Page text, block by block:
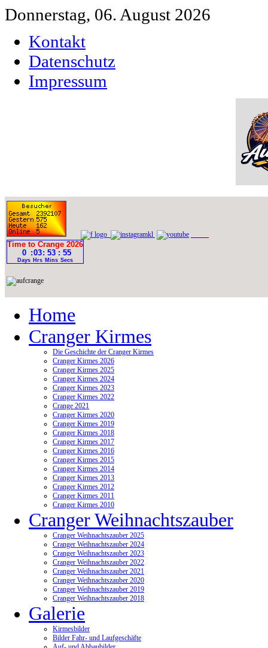
Donnerstag, 06. August 2026
Kontakt
Datenschutz
Impressum
Home
Cranger Kirmes
Die Geschichte der Cranger Kirmes
Cranger Kirmes 2026
Cranger Kirmes 2025
Cranger Kirmes 2024
Cranger Kirmes 2023
Cranger Kirmes 2022
Crange 2021
Cranger Kirmes 2020
Cranger Kirmes 2019
Cranger Kirmes 2018
Cranger Kirmes 2017
Cranger Kirmes 2016
Cranger Kirmes 2015
Cranger Kirmes 2014
Cranger Kirmes 2013
Cranger Kirmes 2012
Cranger Kirmes 2011
Cranger Kirmes 2010
Cranger Weihnachtszauber
Cranger Weihnachtszauber 2025
Cranger Weihnachtszauber 2024
Cranger Weihnachtszauber 2023
Cranger Weihnachtszauber 2022
Cranger Weihnachtszauber 2021
Cranger Weihnachtszauber 2020
Cranger Weihnachtszauber 2019
Cranger Weihnachtszauber 2018
Galerie
Kirmesbilder
Bilder Fahr- und Laufgeschäfte